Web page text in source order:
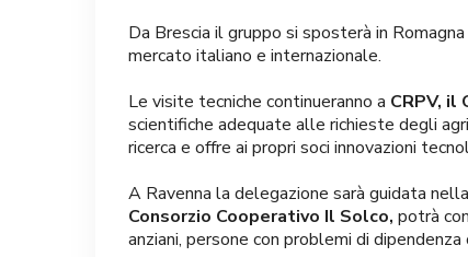
Da Brescia il gruppo si sposterà in
mercato italiano e internazionale.
Le visite tecniche continueranno a CRPV, il
scientifiche adequate alle richieste degli
ricerca e offre ai propri soci innovazioni
A Ravenna la delegazione sarà guidata
Consorzio Cooperativo Il Solco, potrà
anziani, persone con problemi di